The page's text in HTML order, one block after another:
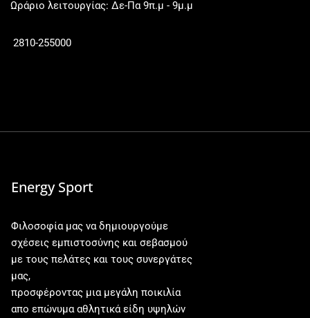
Ωράριο λειτουργίας: Δε-Πα 9π.μ - 9μ.μ
2810-255000
Energy Sport
Φιλοσοφία μας να δημιουργούμε
σχέσεις εμπιστοσύνης και σεβασμού
με τους πελάτες και τους συνεργάτες
μας,
προσφέροντας μια μεγάλη ποικιλία
απο επώνυμα αθλητικά είδη υψηλών